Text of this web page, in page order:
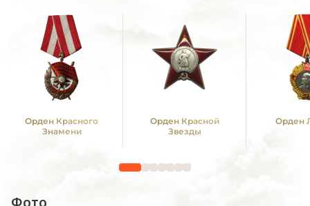
Орден Красного
Знамени
Орден Красной
Звезды
Орден
Фото